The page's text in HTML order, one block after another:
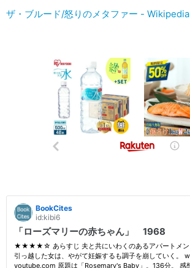
ザ・ブルード/怒りのメタファー - Wikipedia